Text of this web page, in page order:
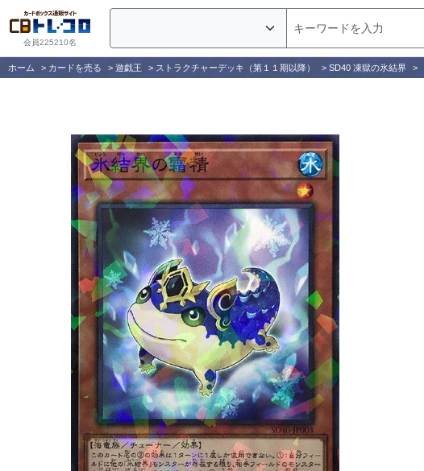
会員225210名
ホーム > カードを売る > 遊戯王 > ストラクチャーデッキ（第１１期以降） > SD40 凍獄の氷結界 >